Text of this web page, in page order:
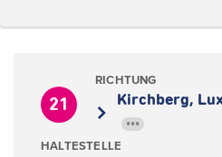
21
RICHTUNG
Kirchberg,
•••
HALTESTELLE